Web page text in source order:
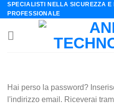
Skip
to
content
SPECIALISTI NELLA SICUREZZA E
PROFESSIONALE
Hai perso la password?
l'indirizzo email. Riceverai